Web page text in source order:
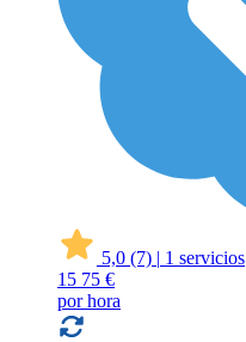
5,0 (7) | 1 servicios
15 75 €
por hora